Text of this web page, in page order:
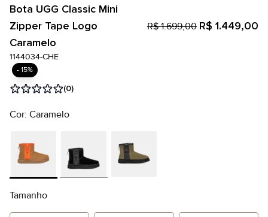
Bota UGG Classic Mini
Zipper Tape Logo
Caramelo
R$ 1.699,00 R$ 1.449,00
1144034-CHE
- 15%
(0)
Cor: Caramelo
Tamanho